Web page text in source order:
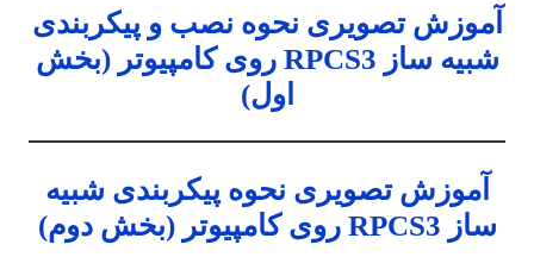
آموزش تصویری نحوه نصب و پیکربندی
شبیه ساز RPCS3 روی کامپیوتر (بخش
اول)
آموزش تصویری نحوه پیکربندی شبیه
ساز RPCS3 روی کامپیوتر (بخش دوم)